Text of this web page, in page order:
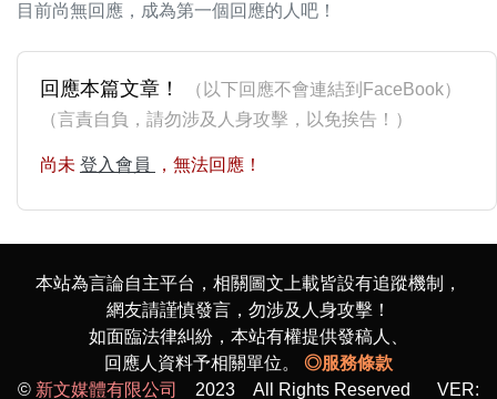
目前尚無回應，成為第一個回應的人吧！
回應本篇文章！
（以下回應不會連結到FaceBook）
（言責自負，請勿涉及人身攻擊，以免挨告！）
尚未 登入會員 ，無法回應！
本站為言論自主平台，相關圖文上載皆設有追蹤機制，
網友請謹慎發言，勿涉及人身攻擊！
如面臨法律糾紛，本站有權提供發稿人、
回應人資料予相關單位。 ◎服務條款
© 新文媒體有限公司 2023 All Rights Reserved VER: